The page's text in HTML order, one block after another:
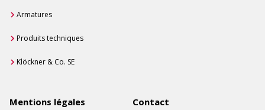
Armatures
Produits techniques
Klöckner & Co. SE
Mentions légales Contact